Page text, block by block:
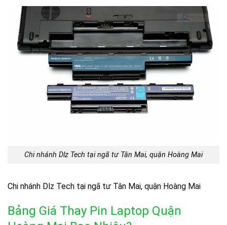
Chi nhánh Dlz Tech tại ngã tư Tân Mai, quận Hoàng Mai
Chi nhánh Dlz Tech tại ngã tư Tân Mai, quận Hoàng Mai
Bảng Giá Thay Pin Laptop Quận